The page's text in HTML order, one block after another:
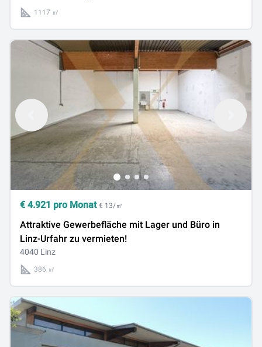
1117 ㎡
€ 4.921 pro Monat € 13/㎡
Attraktive Gewerbefläche mit Lager und Büro in
Linz-Urfahr zu vermieten!
4040 Linz
386 ㎡